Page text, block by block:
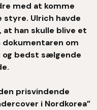
med at komme
Ulrich havde
han skulle blive et
dokumentaren om
og bedst sælgende
prisvindende
i Nordkorea”